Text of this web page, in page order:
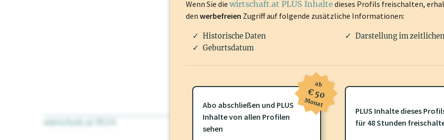
wirtschaft.at PLUS Für dieses Profil gibt es zusätzliche wirtschaft.at PLUS Inhaltedie Sie
frei oder loggen Sie sich ein um diese Inhalte zu sehen.
Wenn Sie die wirtschaft.at PLUS Inhalte dieses Profils freischalten,
den werbefreien Zugriff auf folgende zusätzliche Informationen:
Historische Daten
Darstellung im
Geburtsdatum
Abo abschließen und PLUS
Inhalte von allen Profilen
sehen
ab
€ 50
Monat
PLUS Inhalte dieses
für 48 Stunden